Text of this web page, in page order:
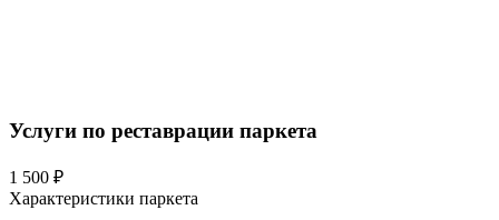
Услуги по реставрации паркета
1 500 ₽
Характеристики паркета